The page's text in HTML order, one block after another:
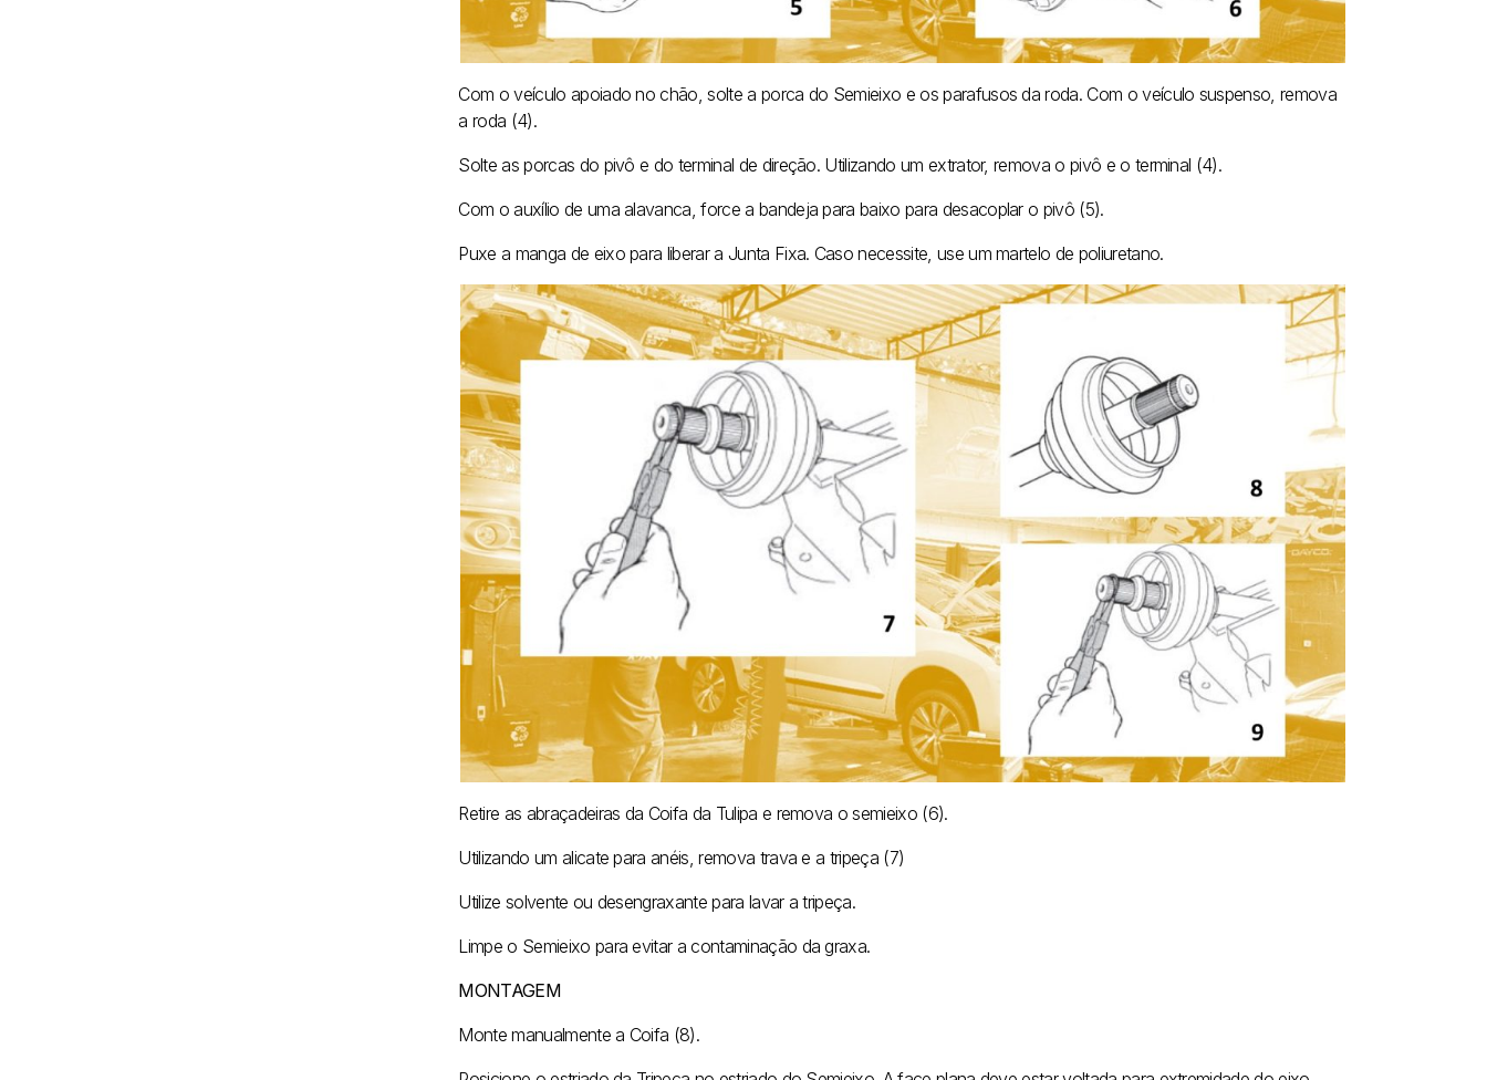
Com o veículo apoiado no chão, solte a porca do Semieixo e os parafusos da roda. Com o veículo suspenso, remova
a roda (4).
Solte as porcas do pivô e do terminal de direção. Utilizando um extrator, remova o pivô e o terminal (4).
Com o auxílio de uma alavanca, force a bandeja para baixo para desacoplar o pivô (5).
Puxe a manga de eixo para liberar a Junta Fixa. Caso necessite, use um martelo de poliuretano.
Retire as abraçadeiras da Coifa da Tulipa e remova o semieixo (6).
Utilizando um alicate para anéis, remova trava e a tripeça (7)
Utilize solvente ou desengraxante para lavar a tripeça.
Limpe o Semieixo para evitar a contaminação da graxa.
MONTAGEM
Monte manualmente a Coifa (8).